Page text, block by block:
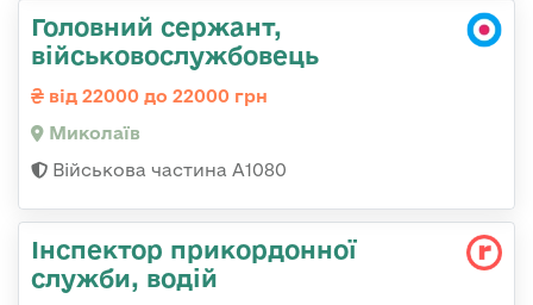
Головний сержант,
військовослужбовець
від 22000 до 22000 грн
Миколаїв
Військова частина А1080
Інспектор прикордонної
служби, водій